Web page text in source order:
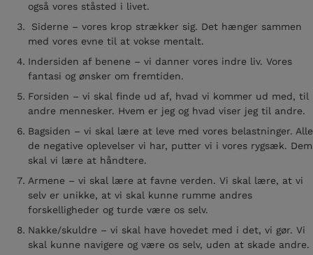
også vores ståsted i livet.
Siderne – vores krop strækker sig. Det hænger sammen
med vores evne til at vokse mentalt.
Indersiden af benene – vi danner vores indre liv. Vores
fantasi og ønsker om fremtiden.
Forsiden – vi skal finde ud af, hvad vi kommer ud med, til
andre mennesker. Hvem er jeg og hvad viser jeg til andre.
Bagsiden – vi skal lære at leve med vores belastninger. Alle
de negative oplevelser vi har, putter vi i vores rygsæk. Dem
skal vi lære at håndtere.
Armene – vi skal lære at favne verden. Vi skal lære, at vi
selv er unikke, at vi skal kunne rumme andres
forskelligheder og turde være os selv.
Nakke/skuldre – vi skal have hovedet med i det, vi gør. Vi
skal kunne navigere og være os selv, uden at skade andre.